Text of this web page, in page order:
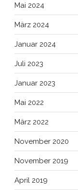
Mai 2024
März 2024
Januar 2024
Juli 2023
Januar 2023
Mai 2022
März 2022
November 2020
November 2019
April 2019